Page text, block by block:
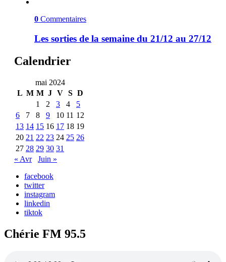
0 Commentaires
Les sorties de la semaine du 21/12 au 27/12
Calendrier
mai 2024
L M M J V S D
1
2 3 4
5
6
7 8 9 10 11 12
13 14 15 16 17 18 19
20 21 22 23 24 25 26
27 28 29 30 31
« Avr
Juin »
facebook
twitter
instagram
linkedin
tiktok
Chérie FM 95.5